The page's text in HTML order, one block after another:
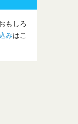
もしろ
みはこ